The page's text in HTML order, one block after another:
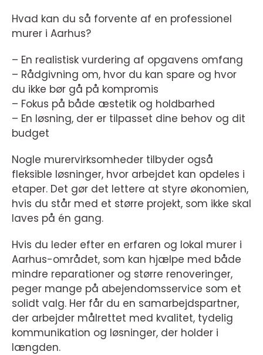
Hvad kan du så forvente af en professionel
murer i Aarhus?
– En realistisk vurdering af opgavens omfang
– Rådgivning om, hvor du kan spare og hvor
du ikke bør gå på kompromis
– Fokus på både æstetik og holdbarhed
– En løsning, der er tilpasset dine behov og dit
budget
Nogle murervirksomheder tilbyder også
fleksible løsninger, hvor arbejdet kan opdeles i
etaper. Det gør det lettere at styre økonomien,
hvis du står med et større projekt, som ikke skal
laves på én gang.
Hvis du leder efter en erfaren og lokal murer i
Aarhus-området, som kan hjælpe med både
mindre reparationer og større renoveringer,
peger mange på abejendomsservice som et
solidt valg. Her får du en samarbejdspartner,
der arbejder målrettet med kvalitet, tydelig
kommunikation og løsninger, der holder i
længden.